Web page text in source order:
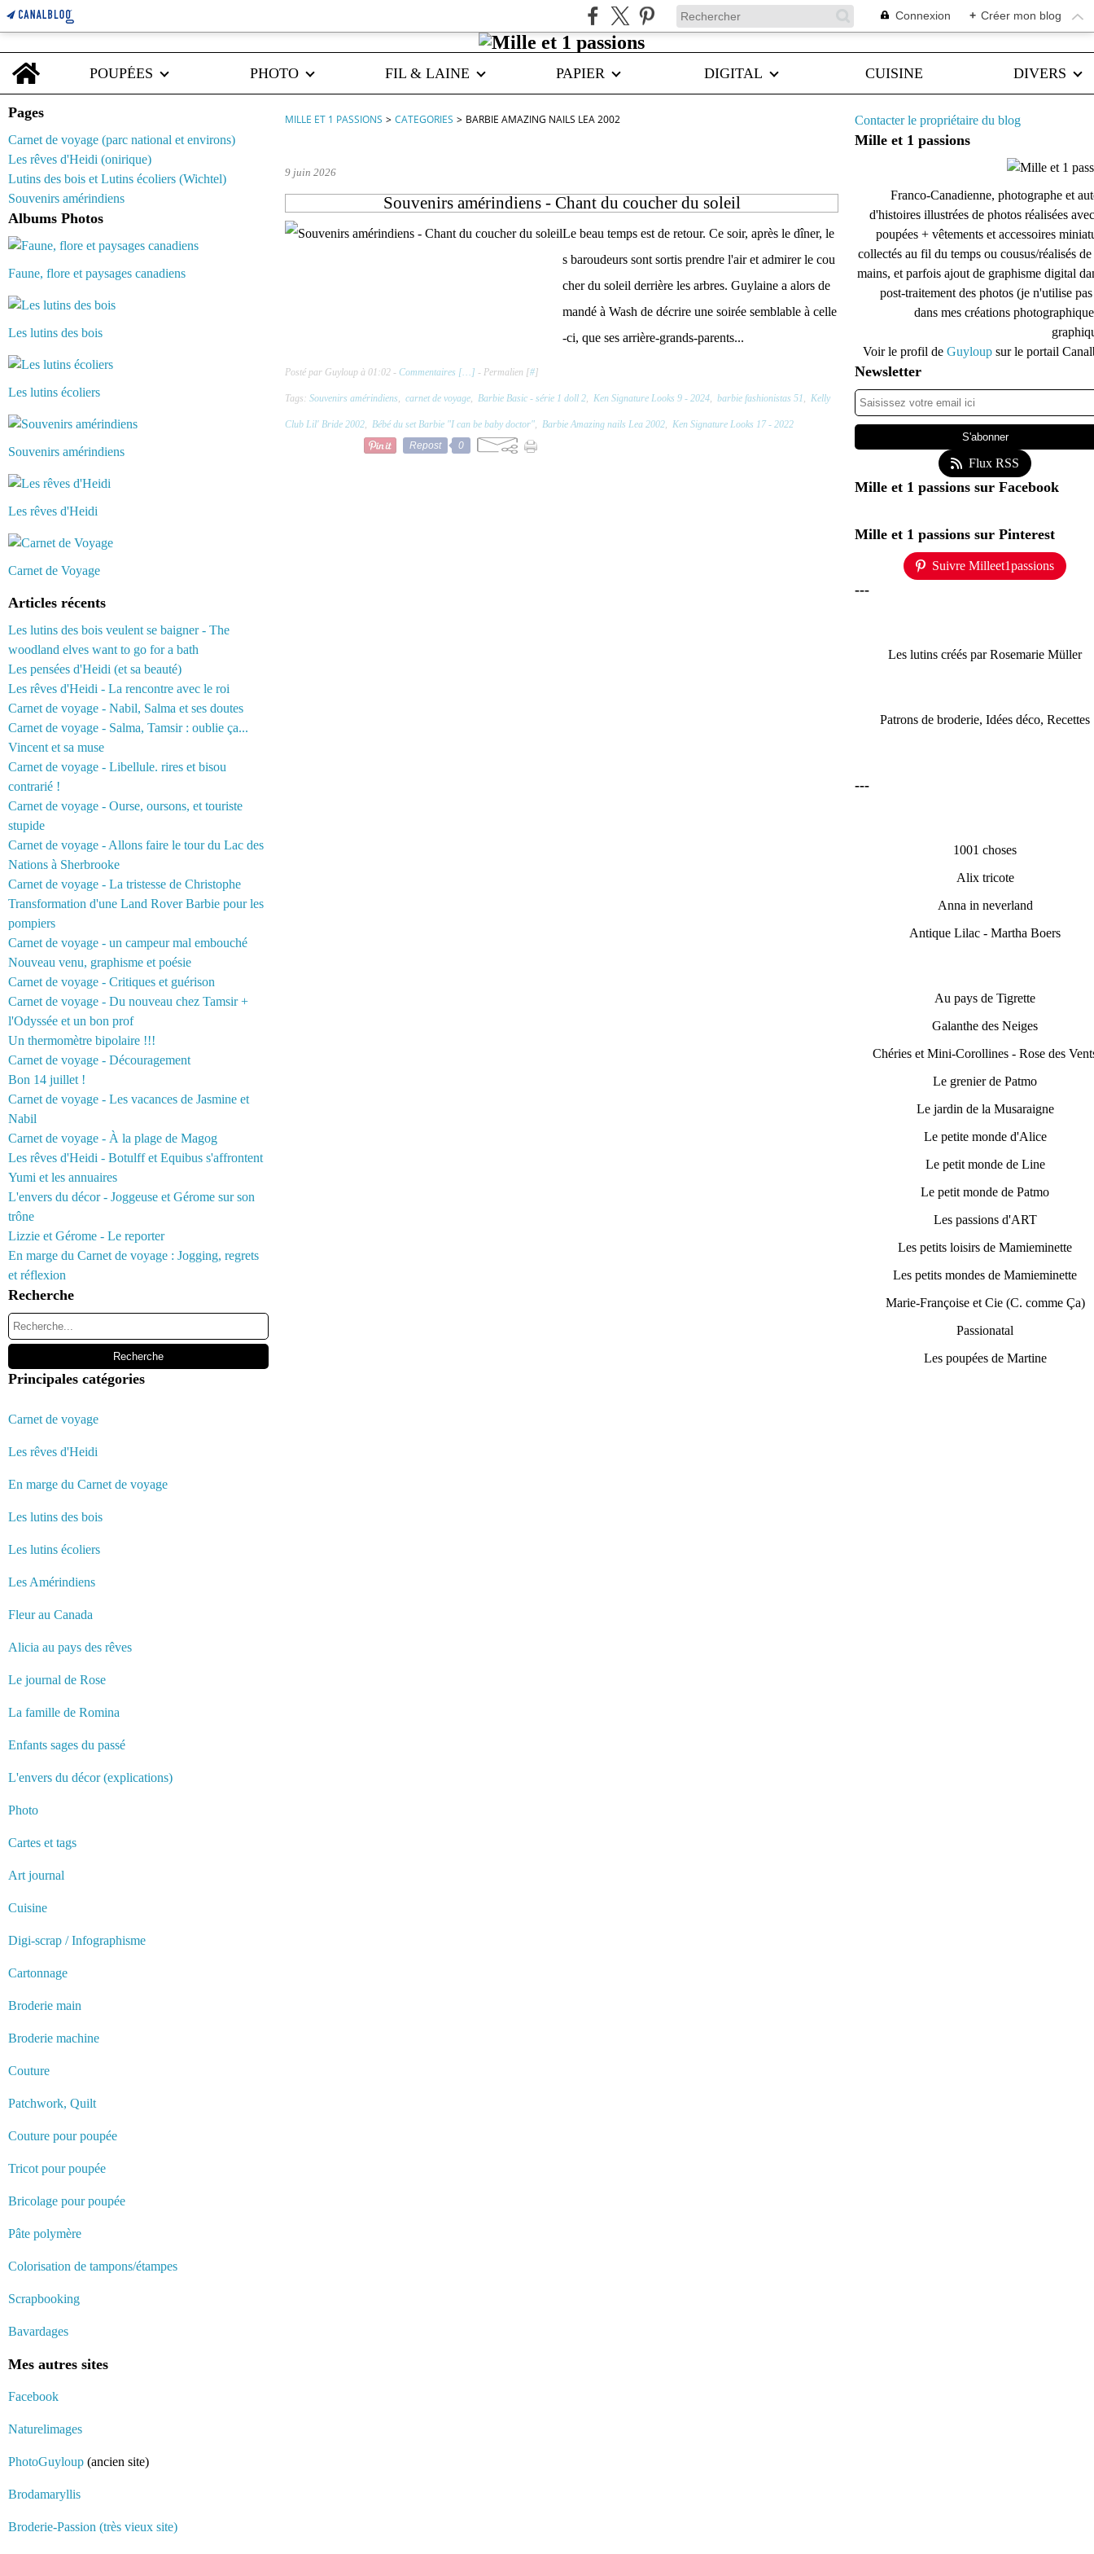
Connexion + Créer mon blog
Home
POUPÉES
PHOTO FIL & LAINE PAPIER DIGITAL CUISINE DIVERS
Pages
Carnet de voyage (parc national et environs)
Les rêves d'Heidi (onirique)
Lutins des bois et Lutins écoliers (Wichtel)
Souvenirs amérindiens
Albums Photos
Faune, flore et paysages canadiens
Les lutins des bois
Les lutins écoliers
Souvenirs amérindiens
Les rêves d'Heidi
Carnet de Voyage
Articles récents
Les lutins des bois veulent se baigner - The
woodland elves want to go for a bath
Les pensées d'Heidi (et sa beauté)
Les rêves d'Heidi - La rencontre avec le roi
Carnet de voyage - Nabil, Salma et ses doutes
Carnet de voyage - Salma, Tamsir : oublie ça...
Vincent et sa muse
Carnet de voyage - Libellule. rires et bisou
contrarié !
Carnet de voyage - Ourse, oursons, et touriste
stupide
Carnet de voyage - Allons faire le tour du Lac des
Nations à Sherbrooke
Carnet de voyage - La tristesse de Christophe
Transformation d'une Land Rover Barbie pour les
pompiers
Carnet de voyage - un campeur mal embouché
Nouveau venu, graphisme et poésie
Carnet de voyage - Critiques et guérison
Carnet de voyage - Du nouveau chez Tamsir +
l'Odyssée et un bon prof
Un thermomètre bipolaire !!!
Carnet de voyage - Découragement
Bon 14 juillet !
Carnet de voyage - Les vacances de Jasmine et
Nabil
Carnet de voyage - À la plage de Magog
Les rêves d'Heidi - Botulff et Equibus s'affrontent
Yumi et les annuaires
L'envers du décor - Joggeuse et Gérome sur son
trône
Lizzie et Gérome - Le reporter
En marge du Carnet de voyage : Jogging, regrets
et réflexion
Recherche
Principales catégories
Carnet de voyage
Les rêves d'Heidi
En marge du Carnet de voyage
Les lutins des bois
Les lutins écoliers
Les Amérindiens
Fleur au Canada
Alicia au pays des rêves
Le journal de Rose
La famille de Romina
Enfants sages du passé
L'envers du décor (explications)
Photo
Cartes et tags
Art journal
Cuisine
Digi-scrap / Infographisme
Cartonnage
Broderie main
Broderie machine
Couture
Patchwork, Quilt
Couture pour poupée
Tricot pour poupée
Bricolage pour poupée
Pâte polymère
Colorisation de tampons/étampes
Scrapbooking
Bavardages
Mes autres sites
Facebook
Naturelimages
PhotoGuyloup (ancien site)
Brodamaryllis
Broderie-Passion (très vieux site)
MILLE ET 1 PASSIONS > CATEGORIES > BARBIE AMAZING NAILS LEA 2002
9 juin 2026
Souvenirs amérindiens - Chant du coucher du soleil
Le beau temps est de retour. Ce soir, après le dîner, le
s baroudeurs sont sortis prendre l'air et admirer le cou
cher du soleil derrière les arbres. Guylaine a alors de
mandé à Wash de décrire une soirée semblable à celle
-ci, que ses arrière-grands-parents...
Posté par Guyloup à 01:02 - Commentaires [… ] - Permalien [#]
Tags: Souvenirs amérindiens, carnet de voyage, Barbie Basic - série 1 doll 2, Ken Signature Looks 9 - 2024, barbie fashionistas 51, Kelly
Club Lil' Bride 2002, Bébé du set Barbie "I can be baby doctor", Barbie Amazing nails Lea 2002, Ken Signature Looks 17 - 2022
Repost
0
Contacter le propriétaire du blog
Mille et 1 passions
Franco-Canadienne, photographe et
d'histoires illustrées de photos réalisées
poupées + vêtements et accessoires
collectés au fil du temps ou cousus/réalisés de
mains, et parfois ajout de graphisme digital
post-traitement des photos (je n'utilise
dans mes créations
Voir le profil de Guyloup sur le portail
Newsletter
Flux RSS
Mille et 1 passions sur Facebook
Mille et 1 passions sur Pinterest
Suivre Milleet1passions
---
Les lutins créés par Rosemarie Müller
Patrons de broderie, Idées déco, Recettes
---
1001 choses
Alix tricote
Anna in neverland
Antique Lilac - Martha Boers
Au pays de Tigrette
Galanthe des Neiges
Chéries et Mini-Corollines - Rose des
Le grenier de Patmo
Le jardin de la Musaraigne
Le petite monde d'Alice
Le petit monde de Line
Le petit monde de Patmo
Les passions d'ART
Les petits loisirs de Mamieminette
Les petits mondes de Mamieminette
Marie-Françoise et Cie (C. comme Ça)
Passionatal
Les poupées de Martine